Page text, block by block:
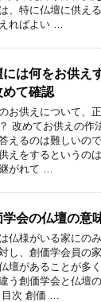
、特に仏壇に供え
ればよい …
には何をお供え
めて確認
お供えについて、
改めてお供えの作
えるのは難しいの
えをするというの
がれて …
学会の仏壇の意
仏様がいる家にの
し、創価学会員の
壇があることが多
う創価学会と仏壇
次 創価 …